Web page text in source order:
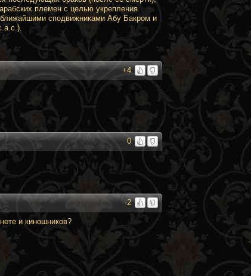
племен с целью укрепления
сподвижниками Абу Бакром и
+4
0
-2
и киношников?